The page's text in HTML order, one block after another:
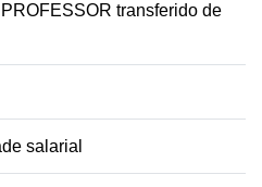
transferido de
salarial